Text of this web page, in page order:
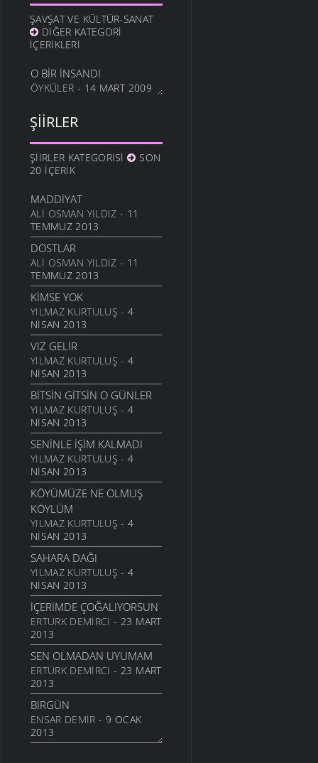
METINE
17 OCAK 2012
HALA OĞLU
NE OLUR OĞUL
20 ARALIK 2011
DURDUM
10 ARALIK 2011
ANAM
3 ARALIK 2011
27 KASIM 2011
BILEMEDIM
24 KASIM 2011
VARDIR
5 KASIM 2011
TOPRAKTIR
5 KASIM 2011
BITTI ÖĞRETMENIM
22 AĞUSTOS 2011
GENÇIYAN
15 AĞUSTOS 2011
ALDIRMA GÜLÜM
13 AĞUSTOS 2011
BENDE VARIM
24 TEMMUZ 2011
SARI KIZ
16 TEMMUZ 2011
GELIN CANLAR
3 TEMMUZ 2011
ARTVINIM II
29 HAZIRAN 2011
İNANMIŞTIN
26 HAZIRAN 2011
MANILER
10 HAZIRAN 2011
SÜRDÜM ATIMI
3 HAZIRAN 2011
ARKADAŞ
1 HAZIRAN 2011
ŞIIRIM
31 MAYIS 2011
ŞAVŞAT VE KÜLTÜR-SANAT
DIĞER KATEGORI
İÇERIKLERI
O BIR İNSANDI
ÖYKÜLER - 14 MART 2009
ŞIIRLER
ŞIIRLER KATEGORISI
SON
20 İÇERIK
MADDIYAT
ALI OSMAN YILDIZ - 11
TEMMUZ 2013
DOSTLAR
ALI OSMAN YILDIZ - 11
TEMMUZ 2013
KIMSE YOK
YILMAZ KURTULUŞ - 4
NISAN 2013
VIZ GELIR
YILMAZ KURTULUŞ - 4
NISAN 2013
BITSIN GITSIN O GÜNLER
YILMAZ KURTULUŞ - 4
NISAN 2013
SENINLE İŞIM KALMADI
YILMAZ KURTULUŞ - 4
NISAN 2013
KÖYÜMÜZE NE OLMUŞ
KÖYLÜM
YILMAZ KURTULUŞ - 4
NISAN 2013
SAHARA DAĞI
YILMAZ KURTULUŞ - 4
NISAN 2013
İÇERIMDE ÇOĞALIYORSUN
ERTÜRK DEMIRCI - 23 MART
2013
SEN OLMADAN UYUMAM
ERTÜRK DEMIRCI - 23 MART
2013
BIRGÜN
ENSAR DEMIR - 9 OCAK
2013